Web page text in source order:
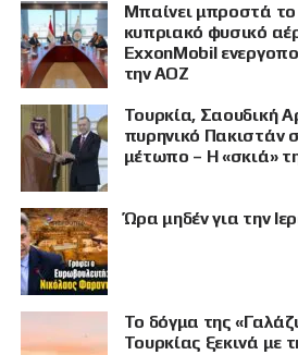
Μπαίνει μπροστά το
κυπριακό φυσικό
ExxonMobil
την ΑΟΖ
Τουρκία, Σαουδική
πυρηνικό Πακιστάν
μέτωπο – Η «σκιά»
Ώρα μηδέν για την
Το δόγμα της
Τουρκίας ξεκινά με